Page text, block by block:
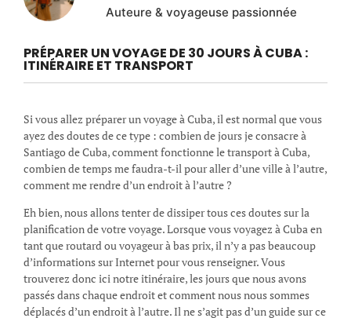
Auteure & voyageuse passionnée
PRÉPARER UN VOYAGE DE 30 JOURS À CUBA :
ITINÉRAIRE ET TRANSPORT
Si vous allez préparer un voyage à Cuba, il est normal que vous
ayez des doutes de ce type : combien de jours je consacre à
Santiago de Cuba, comment fonctionne le transport à Cuba,
combien de temps me faudra-t-il pour aller d’une ville à l’autre,
comment me rendre d’un endroit à l’autre ?
Eh bien, nous allons tenter de dissiper tous ces doutes sur la
planification de votre voyage. Lorsque vous voyagez à Cuba en
tant que routard ou voyageur à bas prix, il n’y a pas beaucoup
d’informations sur Internet pour vous renseigner. Vous
trouverez donc ici notre itinéraire, les jours que nous avons
passés dans chaque endroit et comment nous nous sommes
déplacés d’un endroit à l’autre. Il ne s’agit pas d’un guide sur ce